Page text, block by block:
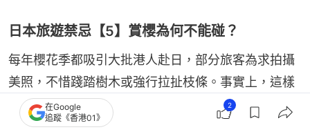
日本旅遊禁忌【5】賞櫻為何不能碰？
每年櫻花季都吸引大批港人赴日，部分旅客為求拍攝
美照，不惜踐踏樹木或強行拉扯枝條。事實上，這樣
做極可能觸犯日本法律，因櫻花樹多屬私有或公共財
產，擅自摘花、折枝可構成器物損壞罪。違例者一經
在Google
追蹤《香港01》
2